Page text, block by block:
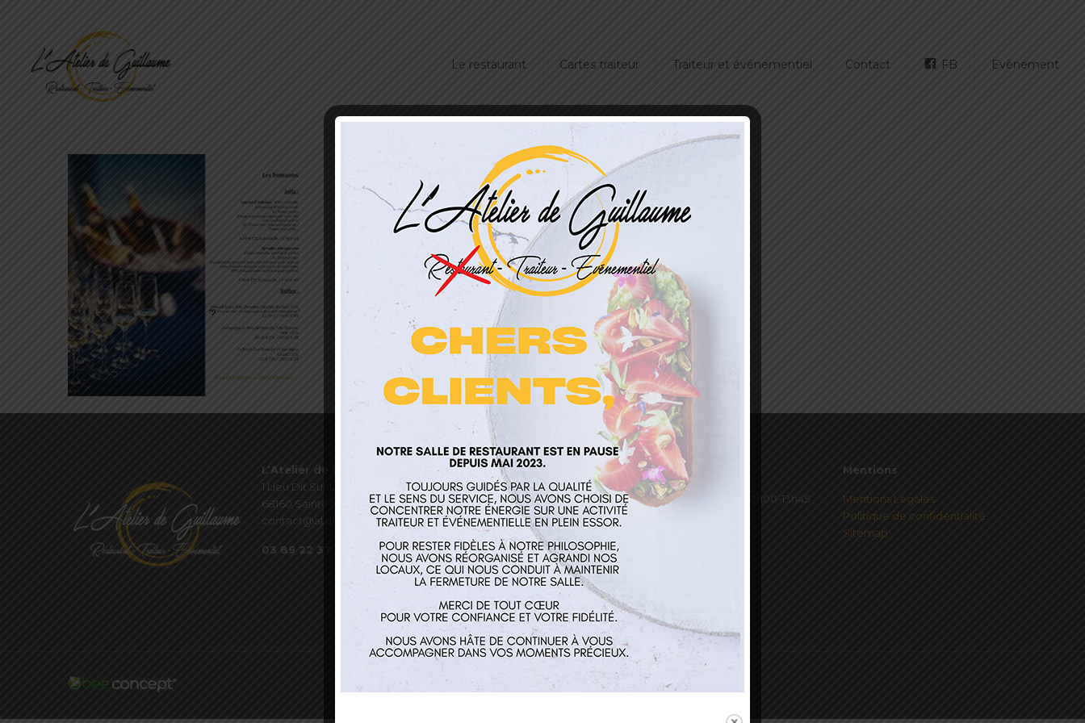
Le restaurant Cartes traiteur Traiteur et événementiel Contact FB Evènement
L’Atelier de Guillaume
1 Lieu Dit Sur Les Prés
68160 Sainte Marie Aux Mines
contact@atelierdeguillaume.fr
03 89 22 37 08
Nos services
Restaurant
Traiteur et événementiel
Contact
Horaires
Mardi au Vendredi 12h00-13h45
Mentions
Mentions Légales
Politique de confidentialité
Sitemap